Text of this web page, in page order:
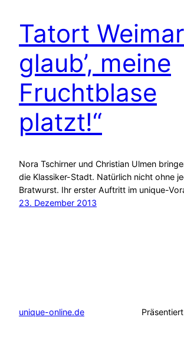
Tatort
glaub’, meine
Fruchtblase
platzt!“
Nora Tschirner und Christian Ulmen
die Klassiker-Stadt. Natürlich nicht ohne
Bratwurst. Ihr erster Auftritt im unique-
23. Dezember 2013
unique-online.de